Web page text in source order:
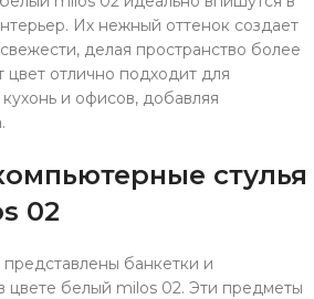
Их нежный оттенок создает
делая пространство более
цвет отлично подходит для
и офисов, добавляя
стулья
02
банкетки и
цвете белый milos 02. Эти предметы